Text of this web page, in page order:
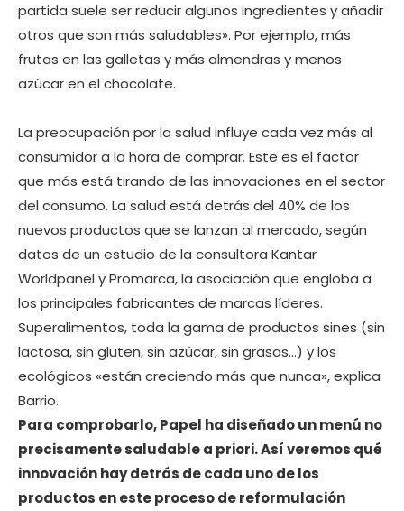
partida suele ser reducir algunos ingredientes y añadir
otros que son más saludables». Por ejemplo, más
frutas en las galletas y más almendras y menos
azúcar en el chocolate.
La preocupación por la salud influye cada vez más al
consumidor a la hora de comprar. Este es el factor
que más está tirando de las innovaciones en el sector
del consumo. La salud está detrás del 40% de los
nuevos productos que se lanzan al mercado, según
datos de un estudio de la consultora Kantar
Worldpanel y Promarca, la asociación que engloba a
los principales fabricantes de marcas líderes.
Superalimentos, toda la gama de productos sines (sin
lactosa, sin gluten, sin azúcar, sin grasas…) y los
ecológicos «están creciendo más que nunca», explica
Barrio.
Para comprobarlo, Papel ha diseñado un menú no
precisamente saludable a priori. Así veremos qué
innovación hay detrás de cada uno de los
productos en este proceso de reformulación